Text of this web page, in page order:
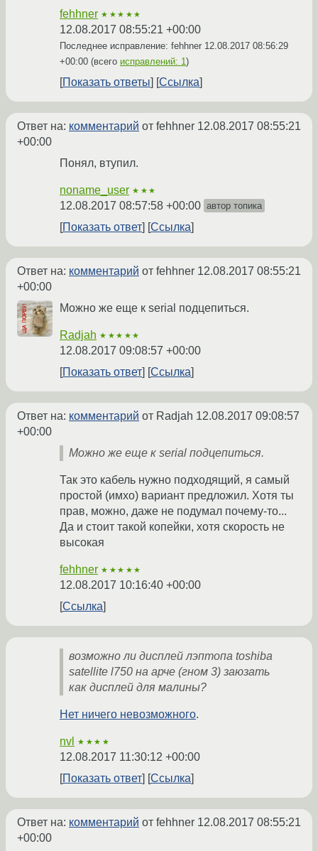
fehhner ★★★★★
12.08.2017 08:55:21 +00:00
Последнее исправление: fehhner 12.08.2017 08:56:29
+00:00 (всего исправлений: 1)
Показать ответы Ссылка
Ответ на: комментарий от fehhner 12.08.2017 08:55:21
+00:00
Понял, втупил.
noname_user ★★★
12.08.2017 08:57:58 +00:00 автор топика
Показать ответ Ссылка
Ответ на: комментарий от fehhner 12.08.2017 08:55:21
+00:00
Можно же еще к serial подцепиться.
Radjah ★★★★★
12.08.2017 09:08:57 +00:00
Показать ответ
Ссылка
Ответ на: комментарий от Radjah 12.08.2017 09:08:57
+00:00
Можно же еще к serial подцепиться.
Так это кабель нужно подходящий, я самый
простой (имхо) вариант предложил. Хотя ты
прав, можно, даже не подумал почему-то...
Да и стоит такой копейки, хотя скорость не
высокая
fehhner ★★★★★
12.08.2017 10:16:40 +00:00
Ссылка
возможно ли дисплей лэптопа toshiba
satellite l750 на арче (гном 3) заюзать
как дисплей для малины?
Нет ничего невозможного.
nvl ★★★★
12.08.2017 11:30:12 +00:00
Показать ответ
Ссылка
Ответ на: комментарий от fehhner 12.08.2017 08:55:21
+00:00